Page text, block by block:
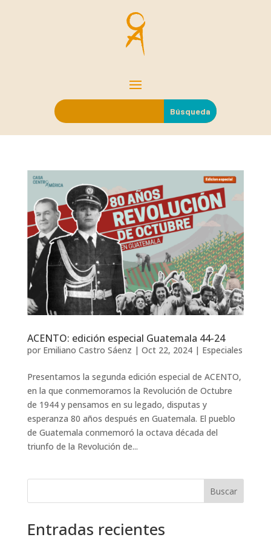
ACENTO: edición especial Guatemala 44-24
por Emiliano Castro Sáenz | Oct 22, 2024| Especiales
Presentamos la segunda edición especial de ACENTO,
en la que conmemoramos la Revolución de Octubre
de 1944 y pensamos en su legado, disputas y
esperanza 80 años después en Guatemala. El pueblo
de Guatemala conmemoró la octava década del
triunfo de la Revolución de...
Buscar
Entradas recientes